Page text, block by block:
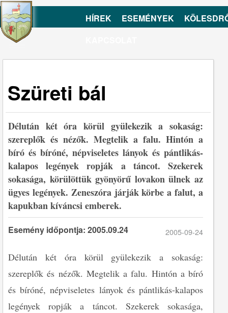
HÍREK ESEMÉNYEK
Szüreti bál
Délután két óra körül gyülekezik a sokaság:
szereplők és nézők. Megtelik a falu. Hintón a
bíró és bíróné, népviseletes lányok és pántlikás-
kalapos legények ropják a táncot. Szekerek
sokasága, körülöttük gyönyörű lovakon ülnek az
ügyes legények. Zeneszóra járják körbe a falut, a
kapukban kíváncsi emberek.
Esemény időpontja: 2005.09.24 2005-09-24
Délután két óra körül gyülekezik a sokaság:
szereplők és nézők. Megtelik a falu. Hintón a bíró
és bíróné, népviseletes lányok és pántlikás-kalapos
legények ropják a táncot. Szekerek sokasága,